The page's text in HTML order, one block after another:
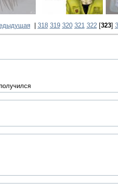
| 318 319 320 321 322[323]